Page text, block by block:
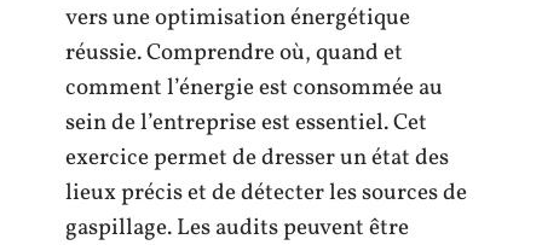
vers une optimisation énergétique
réussie. Comprendre où, quand et
comment l’énergie est consommée au
sein de l’entreprise est essentiel. Cet
exercice permet de dresser un état des
lieux précis et de détecter les sources de
gaspillage. Les audits peuvent être